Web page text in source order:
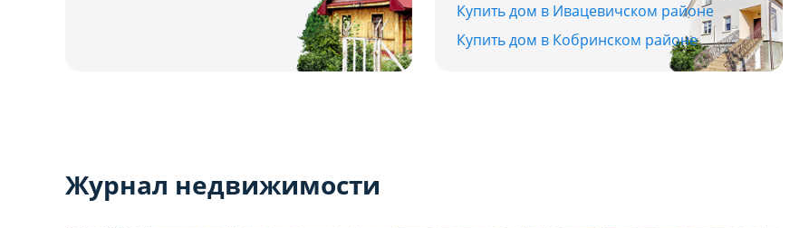
Купить дом в Ивацевичском районе
Купить дом в Кобринском районе
Журнал недвижимости